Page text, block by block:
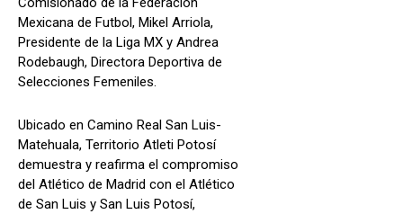
Mexicana de Futbol, Mikel Arriola,
Presidente de la Liga MX y Andrea
Rodebaugh, Directora Deportiva de
Selecciones Femeniles.
Ubicado en Camino Real San Luis-
Matehuala, Territorio Atleti Potosí
demuestra y reafirma el compromiso
del Atlético de Madrid con el Atlético
de San Luis y San Luis Potosí,